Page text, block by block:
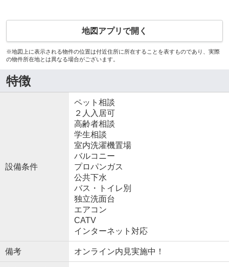
地図アプリで開く
※地図上に表示される物件の位置は付近住所に所在することを表すものであり、実際
の物件所在地とは異なる場合がございます。
特徴
設備条件
ペット相談
２人入居可
高齢者相談
学生相談
室内洗濯機置場
バルコニー
プロパンガス
公共下水
バス・トイレ別
独立洗面台
エアコン
CATV
インターネット対応
備考 オンライン内見実施中！